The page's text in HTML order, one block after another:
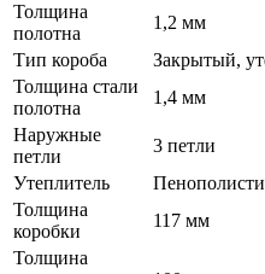
Толщина
полотна
1,2 мм
Тип короба
Закрытый,
Толщина стали
полотна
1,4 мм
Наружные
петли
3 петли
Утеплитель
Толщина
коробки
117 мм
Толщина